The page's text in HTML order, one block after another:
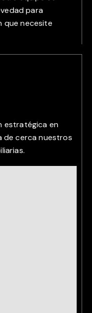
para
que necesite
estratégica en
de cerca nuestros